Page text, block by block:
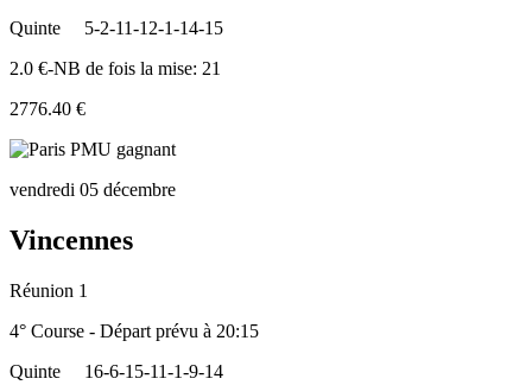
Quinte
5-2-11-12-1-14-15
2.0 €-NB de fois la mise: 21
2776.40 €
vendredi 05 décembre
Vincennes
Réunion 1
4° Course - Départ prévu à 20:15
Quinte
16-6-15-11-1-9-14